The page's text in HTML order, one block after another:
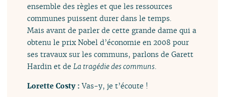
ensemble des règles et que les ressources
communes puissent durer dans le temps.
Mais avant de parler de cette grande dame qui a
obtenu le prix Nobel d’économie en 2008 pour
ses travaux sur les communs, parlons de Garett
Hardin et deLa tragédie des communs.
Lorette Costy :Vas-y, je t’écoute !